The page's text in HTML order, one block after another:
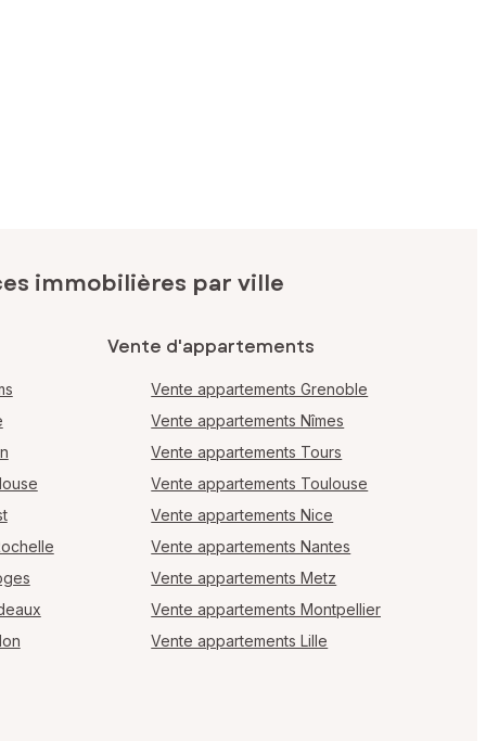
immobilières par ville
Vente d'appartements
Vente appartements Grenoble
Vente appartements Nîmes
Vente appartements Tours
Vente appartements Toulouse
Vente appartements Nice
Vente appartements Nantes
Vente appartements Metz
Vente appartements Montpellier
Vente appartements Lille